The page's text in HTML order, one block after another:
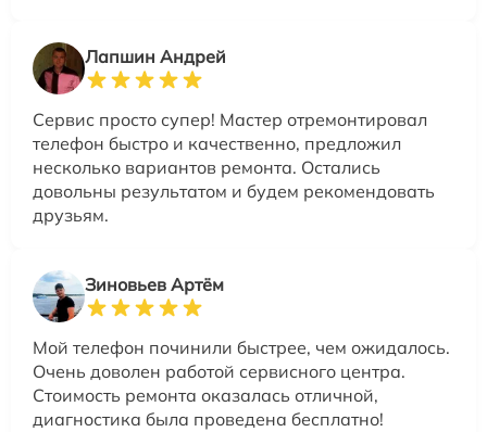
Лапшин Андрей
Сервис просто супер! Мастер отремонтировал
телефон быстро и качественно, предложил
несколько вариантов ремонта. Остались
довольны результатом и будем рекомендовать
друзьям.
Зиновьев Артём
Мой телефон починили быстрее, чем ожидалось.
Очень доволен работой сервисного центра.
Стоимость ремонта оказалась отличной,
диагностика была проведена бесплатно!